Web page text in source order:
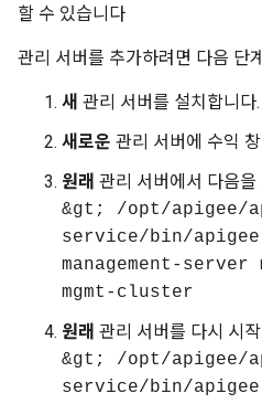
할 수 있습니다
관리 서버를 추가하려면 다음 단
새 관리 서버를 설치합니다.
새로운 관리 서버에 수익
원래 관리 서버에서 다음을
&gt; /opt/apigee/
service/bin/
management-
mgmt-cluster
원래 관리 서버를 다시 시
&gt; /opt/apigee/
service/bin/